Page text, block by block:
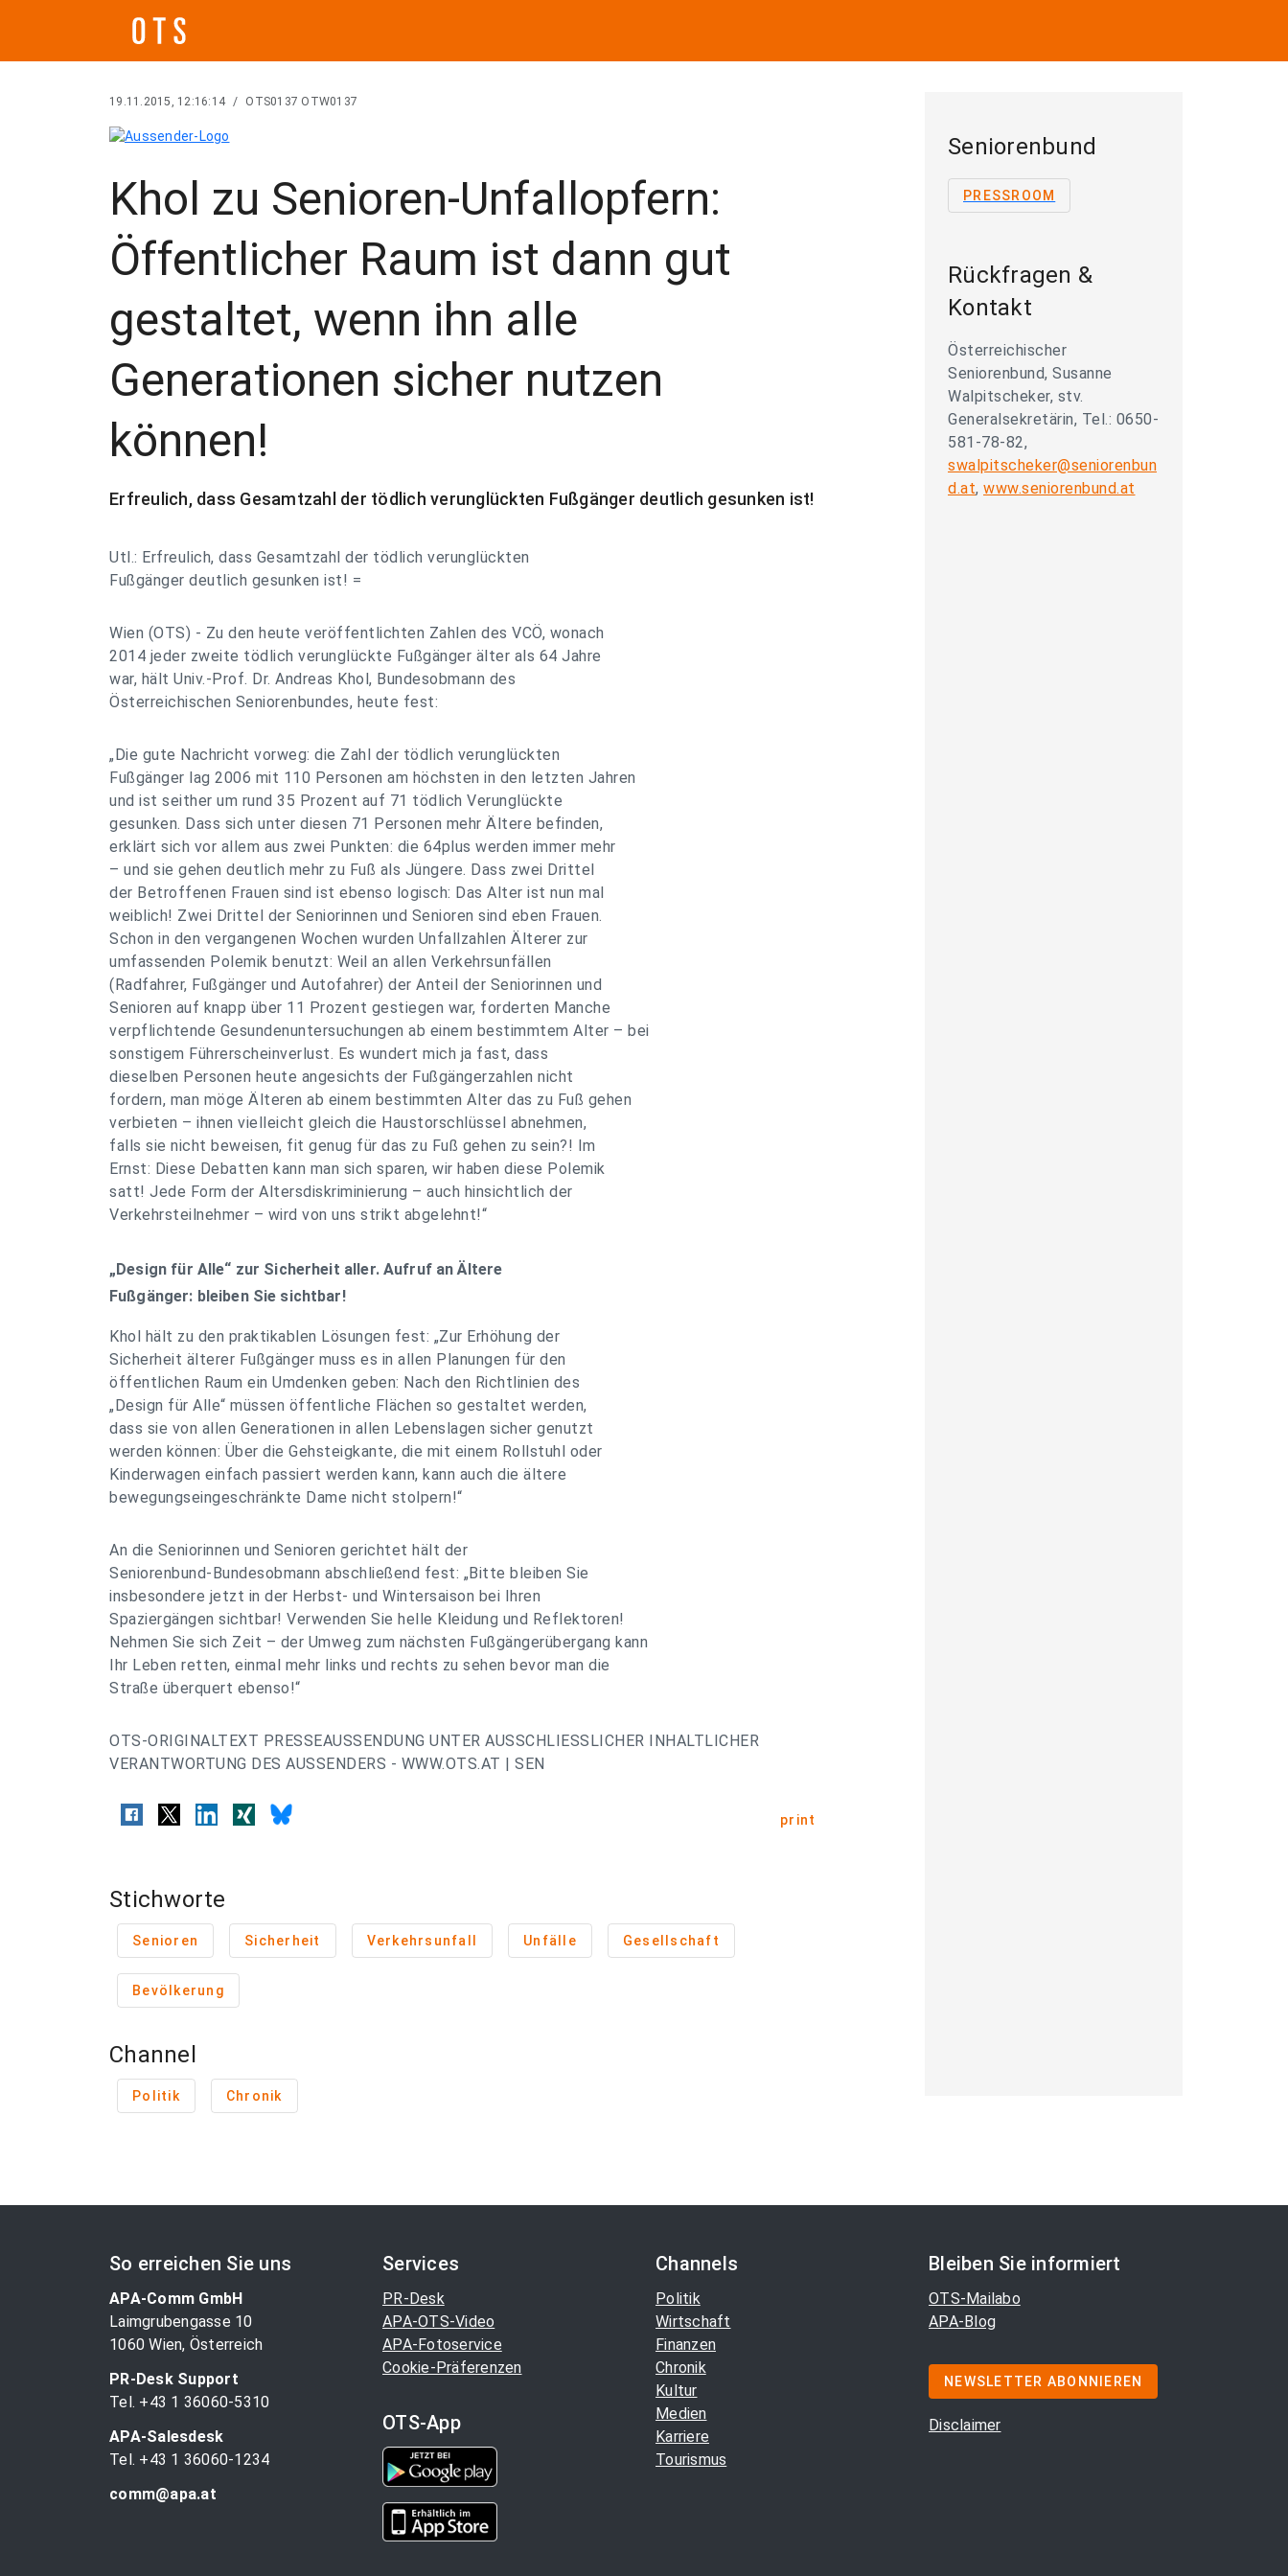
19.11.2015, 12:16:14 / OTS0137 OTW0137
Khol zu Senioren-Unfallopfern:
Öffentlicher Raum ist dann gut
gestaltet, wenn ihn alle
Generationen sicher nutzen
können!
Erfreulich, dass Gesamtzahl der tödlich verunglückten Fußgänger deutlich gesunken ist!
Utl.: Erfreulich, dass Gesamtzahl der tödlich verunglückten
Fußgänger deutlich gesunken ist! =
Wien (OTS) - Zu den heute veröffentlichten Zahlen des VCÖ, wonach
2014 jeder zweite tödlich verunglückte Fußgänger älter als 64 Jahre
war, hält Univ.-Prof. Dr. Andreas Khol, Bundesobmann des
Österreichischen Seniorenbundes, heute fest:
„Die gute Nachricht vorweg: die Zahl der tödlich verunglückten
Fußgänger lag 2006 mit 110 Personen am höchsten in den letzten Jahren
und ist seither um rund 35 Prozent auf 71 tödlich Verunglückte
gesunken. Dass sich unter diesen 71 Personen mehr Ältere befinden,
erklärt sich vor allem aus zwei Punkten: die 64plus werden immer mehr
– und sie gehen deutlich mehr zu Fuß als Jüngere. Dass zwei Drittel
der Betroffenen Frauen sind ist ebenso logisch: Das Alter ist nun mal
weiblich! Zwei Drittel der Seniorinnen und Senioren sind eben Frauen.
Schon in den vergangenen Wochen wurden Unfallzahlen Älterer zur
umfassenden Polemik benutzt: Weil an allen Verkehrsunfällen
(Radfahrer, Fußgänger und Autofahrer) der Anteil der Seniorinnen und
Senioren auf knapp über 11 Prozent gestiegen war, forderten Manche
verpflichtende Gesundenuntersuchungen ab einem bestimmtem Alter – bei
sonstigem Führerscheinverlust. Es wundert mich ja fast, dass
dieselben Personen heute angesichts der Fußgängerzahlen nicht
fordern, man möge Älteren ab einem bestimmten Alter das zu Fuß gehen
verbieten – ihnen vielleicht gleich die Haustorschlüssel abnehmen,
falls sie nicht beweisen, fit genug für das zu Fuß gehen zu sein?! Im
Ernst: Diese Debatten kann man sich sparen, wir haben diese Polemik
satt! Jede Form der Altersdiskriminierung – auch hinsichtlich der
Verkehrsteilnehmer – wird von uns strikt abgelehnt!“
„Design für Alle“ zur Sicherheit aller. Aufruf an Ältere
Fußgänger: bleiben Sie sichtbar!
Khol hält zu den praktikablen Lösungen fest: „Zur Erhöhung der
Sicherheit älterer Fußgänger muss es in allen Planungen für den
öffentlichen Raum ein Umdenken geben: Nach den Richtlinien des
„Design für Alle“ müssen öffentliche Flächen so gestaltet werden,
dass sie von allen Generationen in allen Lebenslagen sicher genutzt
werden können: Über die Gehsteigkante, die mit einem Rollstuhl oder
Kinderwagen einfach passiert werden kann, kann auch die ältere
bewegungseingeschränkte Dame nicht stolpern!“
An die Seniorinnen und Senioren gerichtet hält der
Seniorenbund-Bundesobmann abschließend fest: „Bitte bleiben Sie
insbesondere jetzt in der Herbst- und Wintersaison bei Ihren
Spaziergängen sichtbar! Verwenden Sie helle Kleidung und Reflektoren!
Nehmen Sie sich Zeit – der Umweg zum nächsten Fußgängerübergang kann
Ihr Leben retten, einmal mehr links und rechts zu sehen bevor man die
Straße überquert ebenso!“
OTS-ORIGINALTEXT PRESSEAUSSENDUNG UNTER AUSSCHLIESSLICHER INHALTLICHER
VERANTWORTUNG DES AUSSENDERS - WWW.OTS.AT | SEN
print
Stichworte
Senioren Sicherheit Verkehrsunfall Unfälle Gesellschaft
Bevölkerung
Channel
Politik Chronik
Seniorenbund
PRESSROOM
Rückfragen &
Kontakt
Österreichischer
Seniorenbund, Susanne
Walpitscheker, stv.
Generalsekretärin, Tel.: 0650-
581-78-82,
swalpitscheker@seniorenbun
d.at, www.seniorenbund.at
So erreichen Sie uns
APA-Comm GmbH
Laimgrubengasse 10
1060 Wien, Österreich
PR-Desk Support
Tel. +43 1 36060-5310
APA-Salesdesk
Tel. +43 1 36060-1234
comm@apa.at
Services
PR-Desk
APA-OTS-Video
APA-Fotoservice
Cookie-Präferenzen
OTS-App
Channels
Politik
Wirtschaft
Finanzen
Chronik
Kultur
Medien
Karriere
Tourismus
Bleiben Sie informiert
OTS-Mailabo
APA-Blog
NEWSLETTER ABONNIEREN
Disclaimer